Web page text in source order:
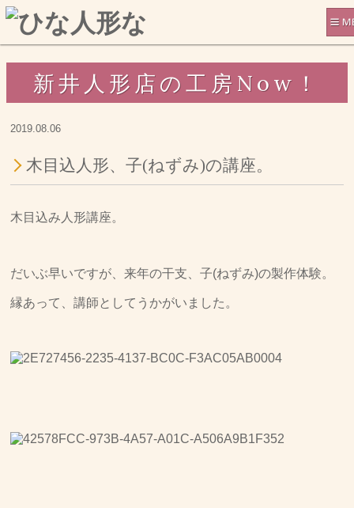
新井人形店の工房Now！
2019.08.06
木目込人形、子(ねずみ)の講座。
木目込み人形講座。
だいぶ早いですが、来年の干支、子(ねずみ)の製作体験。
縁あって、講師としてうかがいました。